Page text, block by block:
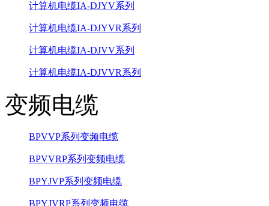
计算机电缆IA-DJYV系列
计算机电缆IA-DJYVR系列
计算机电缆IA-DJVV系列
计算机电缆IA-DJVVR系列
变频电缆
BPVVP系列变频电缆
BPVVRP系列变频电缆
BPYJVP系列变频电缆
BPYJVRP系列变频电缆